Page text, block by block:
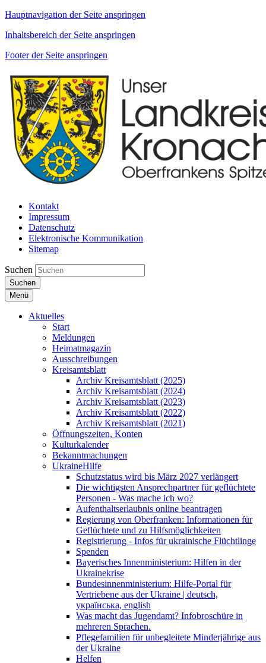
Hauptnavigation der Seite anspringen
Inhaltsbereich der Seite anspringen
Footer der Seite anspringen
Kontakt
Impressum
Datenschutz
Elektronische Kommunikation
Sitemap
Suchen
Suchen
Menü
Aktuelles
Start
Meldungen
Heimatmagazin
Ausschreibungen
Kreisamtsblatt
Archiv Kreisamtsblatt (2025)
Archiv Kreisamtsblatt (2024)
Archiv Kreisamtsblatt (2023)
Archiv Kreisamtsblatt (2022)
Archiv Kreisamtsblatt (2021)
Öffnungszeiten, Konten
Kulturkalender
Bekanntmachungen
UkraineHilfe
Schutzstatus wird bis März 2027 verlängert
Die wichtigsten Ansprechpartner für geflüchtete
Personen - Was mache ich wo?
Aufenthaltserlaubnis online beantragen
Regierung von Oberfranken: Informationen für
Geflüchtete und zu Hilfsmöglichkeiten
Registrierung - Infos für ukrainische Flüchtlinge
Spenden
Bayerisches Innenministerium: Hilfen in der
Ukrainekrise
Bundesinnenministerium: Hilfe-Portal für
Vertriebene aus der Ukraine | deutsch,
українська, english
Was macht das Jugendamt? Infobroschüre in
mehreren Sprachen.
Pflegefamilien für unbegleitete Minderjährige aus
der Ukraine
Helfen